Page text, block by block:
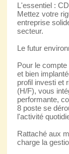
L'essentiel :
Mettez votre
entreprise
secteur.
Le futur
Pour le
et bien
profil investi et
(H/F), vous
performante,
8 poste se
l'activité
Rattaché aux
charge la